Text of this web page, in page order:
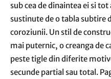
sub cea de dinaintea ei si
sustinute de o tabla subtire
coroziunii. Un stil de
mai puternic, o creanga de
peste tigle din diferite
secunde partial sau total.